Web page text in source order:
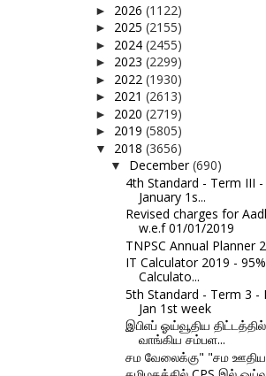
► 2026 (1122)
► 2025 (2155)
► 2024 (2455)
► 2023 (2299)
► 2022 (1930)
► 2021 (2613)
► 2020 (2719)
► 2019 (5805)
▼ 2018 (3656)
▼ December(690)
4th Standard - Term III
January 1s...
Revised charges for
w.e.f 01/01/2019
TNPSC Annual Planner
IT Calculator 2019 -
Calculato...
5th Standard - Term 3 -
Jan 1st week
இபிஎப் ஓய்வூதிய
வாங்கிய சம்பள...
சம வேலைக்கு" "சம